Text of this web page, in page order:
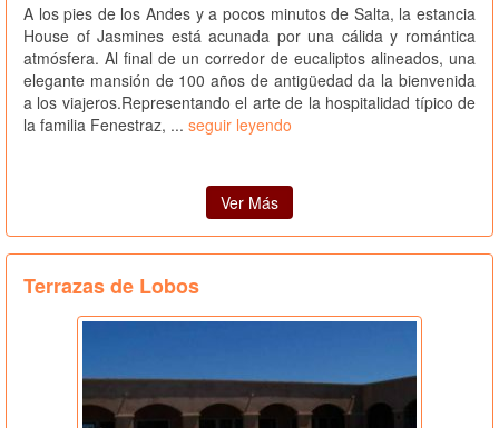
A los pies de los Andes y a pocos minutos de Salta, la estancia
House of Jasmines está acunada por una cálida y romántica
atmósfera. Al final de un corredor de eucaliptos alineados, una
elegante mansión de 100 años de antigüedad da la bienvenida
a los viajeros.Representando el arte de la hospitalidad típico de
la familia Fenestraz, ... seguir leyendo
Ver Más
Terrazas de Lobos